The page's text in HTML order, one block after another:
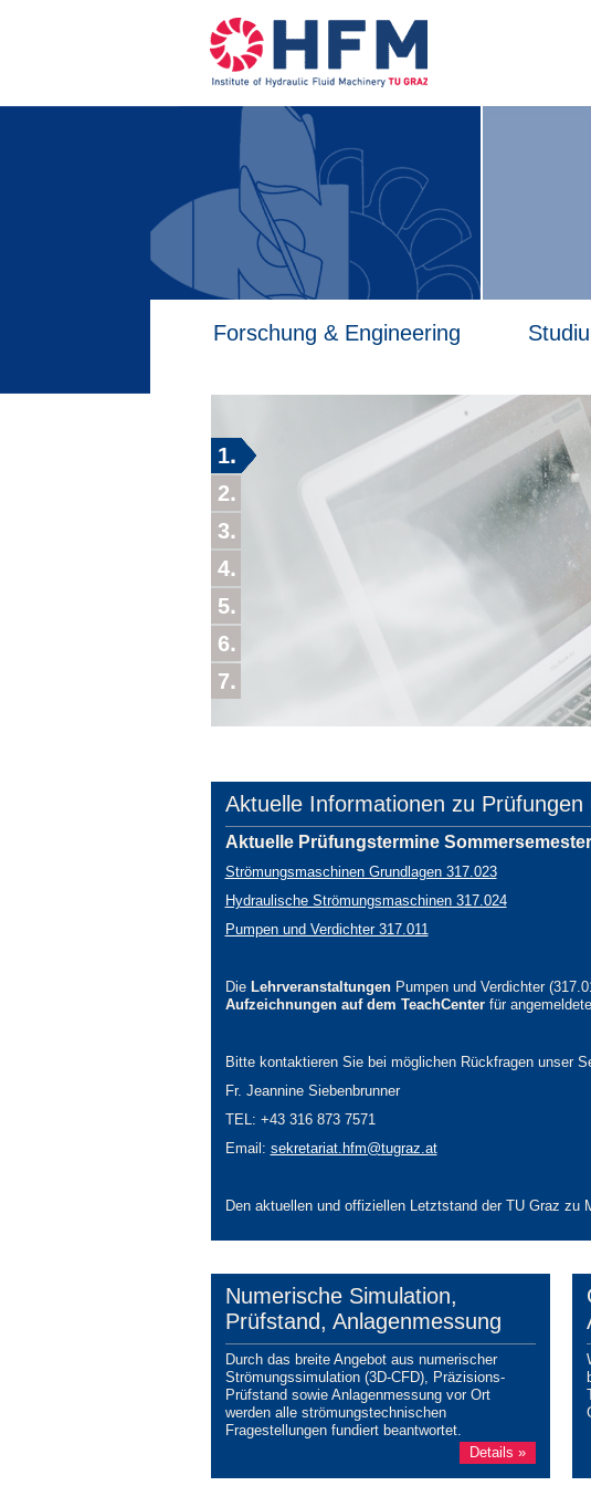
Forschung & Engineering
1
2
3
4
5
6
7
Aktuelle Informationen zu
Aktuelle Prüfungstermine
Strömungsmaschinen Grundlagen 317.023
Hydraulische Strömungsmaschinen 317.024
Pumpen und Verdichter 317.011
Die LehrveranstaltungenPumpen und Verdichter
Aufzeichnungen auf dem TeachCenterfür
Bitte kontaktieren Sie bei möglichen Rückfragen unser
Fr. Jeannine Siebenbrunner
TEL: +43 316 873 7571
Email: sekretariat.hfm@tugraz.at
Den aktuellen und offiziellen Letztstand der TU Graz
Numerische Simulation,
Prüfstand, Anlagenmessung
Durch das breite Angebot aus numerischer
Strömungssimulation (3D-CFD), Präzisions-
Prüfstand sowie Anlagenmessung vor Ort
werden alle strömungstechnischen
Fragestellungen fundiert beantwortet.
Details »